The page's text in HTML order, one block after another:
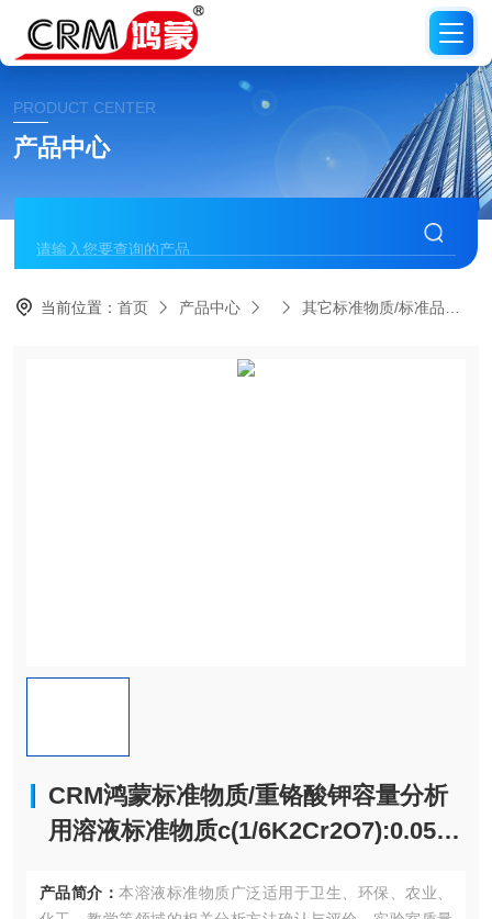
PRODUCT CENTER
产品中心
当前位置：首页 产品中心 其它标准物质/标准品
CRM鸿蒙标准物质/重铬酸钾容量分析
用溶液标准物质c(1/6K2Cr2O7):0.05m
度)500mL
产品简介： 本溶液标准物质广泛适用于卫生、环保、农业、